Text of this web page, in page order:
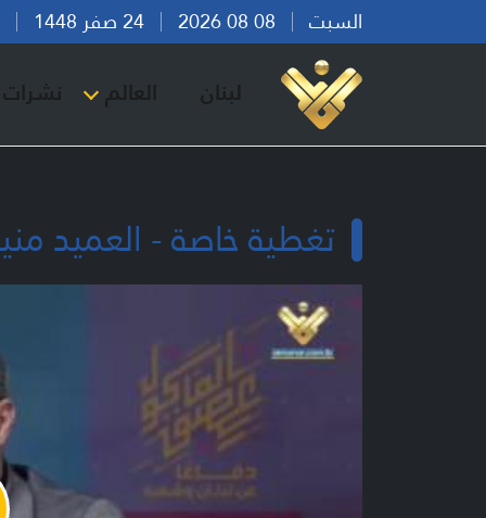
السبت
لبنان العالم نشرات
تغطية خاصة - العميد